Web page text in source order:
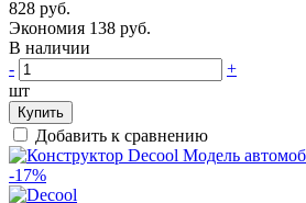
828 руб.
Экономия 138 руб.
В наличии
-
+
шт
Купить
Добавить к сравнению
-17%